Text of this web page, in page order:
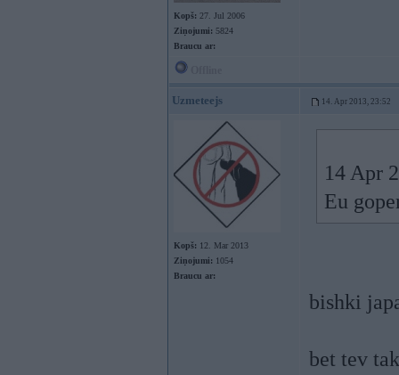
Kopš: 27. Jul 2006
Ziņojumi: 5824
Braucu ar:
Uzmeteejs 14. Apr 2013, 23:52
Kopš: 12. Mar 2013
Ziņojumi: 1054
Braucu ar:
14 Apr
Eu
bishki
bet tev